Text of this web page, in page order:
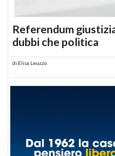
Referendum
dubbi che politica
di Elisa Leuzzo